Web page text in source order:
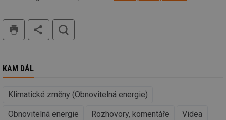
KAM DÁL
Klimatické změny (Obnovitelná energie)
Obnovitelná energie Rozhovory, komentáře Videa